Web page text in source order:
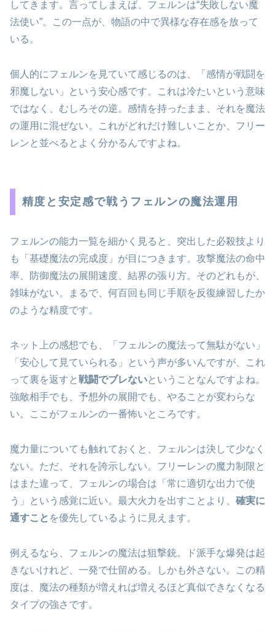
してきます。言ってしまえば、フェルンは“失敗しない魔
法使い”。この一点が、物語の中で異様な存在感を放って
いる。
個人的にフェルンを見ていて感じるのは、「感情が戦闘を
邪魔しない」という安心感です。これは冷たいという意味
ではなく、むしろその逆。感情を持ったまま、それを魔法
の運用に混ぜない。これがどれだけ難しいことか、フリー
レンと並べるとよく分かるんですよね。
精度と安定感で戦うフェルンの魔法運用
フェルンの能力一覧を細かく見ると、突出した必殺技より
も「基礎魔法の完成度」が目につきます。攻撃魔法の命中
率、防御魔法の展開速度、結界の張り方。そのどれもが、
雑味がない。まるで、何百回も同じ手順を反復練習したか
のような精度です。
ネット上の感想でも、「フェルンの魔法って無駄がない」
「安心して見ていられる」という声が多いんですが、これ
って裏を返すと戦闘でブレないということなんですよね。
強敵相手でも、予想外の展開でも、やることが変わらな
い。ここがフェルンの一番怖いところです。
魔力量についても触れておくと、フェルンは決して少なく
ない。ただ、それを誇示しない。フリーレンの魔力制限と
はまた違って、フェルンの場合は「常に適切な出力で使
う」という感覚に近い。最大火力を出すことより、 確実に
通すこと を優先しているように見えます。
例えるなら、フェルンの魔法は狙撃銃。ド派手な爆発は起
きないけれど、一発で仕留める。しかも外さない。この精
度は、魔法の種類が増えれば増えるほど真似できなくなる
タイプの強さです。